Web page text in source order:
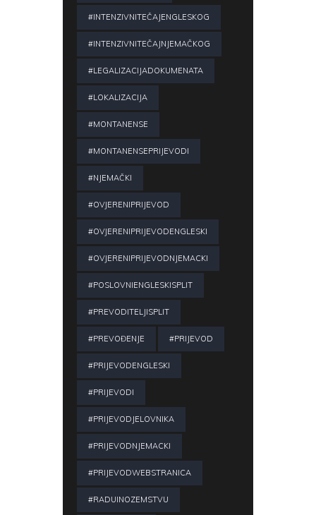
#INTENZIVNITEČAJENGLESKOG
#INTENZIVNITEČAJNJEMAČKOG
#LEGALIZACIJADOKUMENATA
#LOKALIZACIJA
#MONTANENSE
#MONTANENSEPRIJEVODI
#NJEMAČKI
#OVJERENIPRIJEVOD
#OVJERENIPRIJEVODENGLESKI
#OVJERENIPRIJEVODNJEMACKI
#POSLOVNIENGLESKISPLIT
#PREVODITELJISPLIT
#PREVOĐENJE #PRIJEVOD
#PRIJEVODENGLESKI
#PRIJEVODI
#PRIJEVODJELOVNIKA
#PRIJEVODNJEMACKI
#PRIJEVODWEBSTRANICA
#RADUINOZEMSTVU